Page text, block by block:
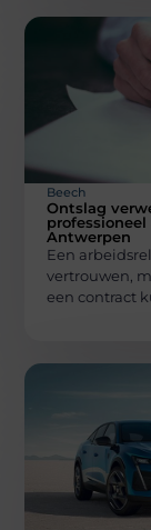
Beech
Ontslag
Antwerpen
Een
vertrouwen,
een contract